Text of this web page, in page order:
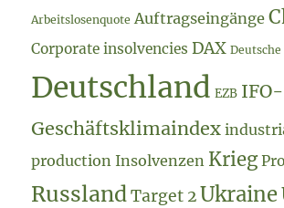
Arbeitslosenquote Auftragseingänge
Corporate insolvencies DAX Deutsche
Deutschland EZB IFO-
Geschäftsklimaindex
production Insolvenzen Krieg
Russland Target 2 Ukraine